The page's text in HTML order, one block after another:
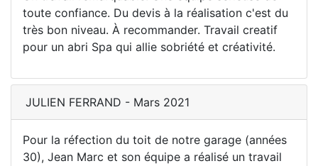
toute confiance. Du devis à la réalisation c'est du
très bon niveau. À recommander. Travail creatif
pour un abri Spa qui allie sobriété et créativité.
JULIEN FERRAND - Mars 2021
Pour la réfection du toit de notre garage (années
30), Jean Marc et son équipe a réalisé un travail